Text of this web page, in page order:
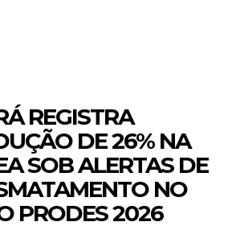
REGISTRA
DE 26% NA
SOB ALERTAS DE
NO
PRODES 2026